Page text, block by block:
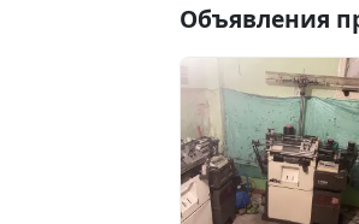
Объявления